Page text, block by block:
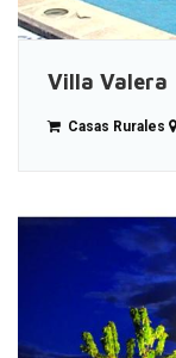
Villa Valera
Casas Rurales